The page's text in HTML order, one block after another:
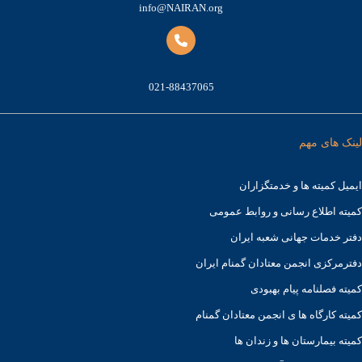
info@NAIRAN.org
021-88437065
لینک های مهم
ایمیل کمیته ها و خدمتگزاران
کميته اطلاع رسانی و روابط عمومی
دفتر خدمات جهانی شعبه ايران
دفترمرکزی انجمن معتادان گمنام ایران
کمیته فصلنامه پیام بهبودی
کمیته کارگاه ها ی انجمن معتادان گمنام
کمیته بیمارستان ها و زندان ها